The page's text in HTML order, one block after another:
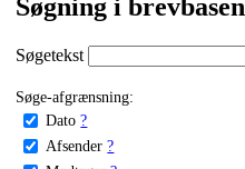
Søgning i brevbasen
Søgetekst
Søge-afgrænsning:
Dato ?
Afsender ?